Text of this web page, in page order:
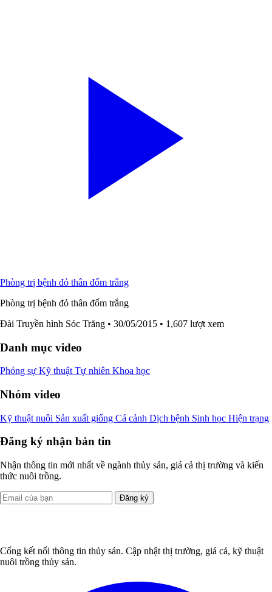
Phòng trị bệnh đỏ thân đốm trắng
Phòng trị bệnh đỏ thân đốm trắng
Đài Truyền hình Sóc Trăng • 30/05/2015 • 1,607 lượt xem
Danh mục video
Phóng sự Kỹ thuật Tự nhiên Khoa học
Nhóm video
Kỹ thuật nuôi Sản xuất giống Cá cảnh Dịch bệnh Sinh học Hiện trạng
Đăng ký nhận bản tin
Nhận thông tin mới nhất về ngành thủy sản, giá cả thị trường và kiến
thức nuôi trồng.
Đăng ký
Cổng kết nối thông tin thủy sản. Cập nhật thị trường, giá cả, kỹ thuật
nuôi trồng thủy sản.